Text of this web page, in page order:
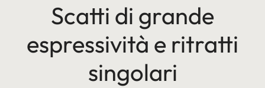
Scatti di grande
espressività e ritratti
singolari